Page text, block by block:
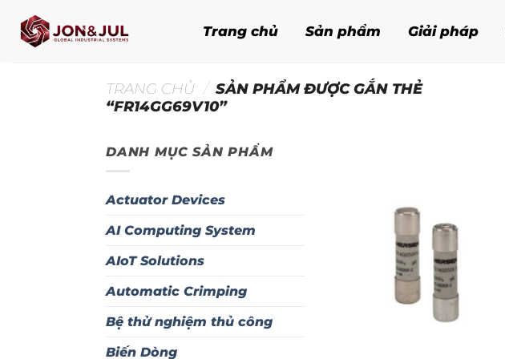
qua
Trang chủ Sản phẩm Giải pháp
TRANG CHỦ / SẢN PHẨM ĐƯỢC GẮN THẺ
“FR14GG69V10”
DANH MỤC SẢN PHẨM
Actuator Devices
AI Computing System
AIoT Solutions
Automatic Crimping
Bệ thử nghiệm thủ công
Biến Dòng